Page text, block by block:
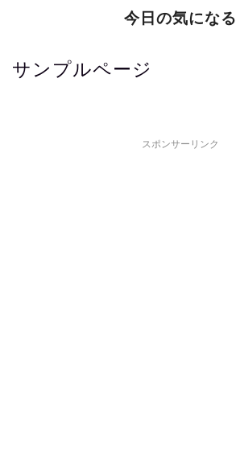
今日の気になる
サンプルページ
スポンサーリンク